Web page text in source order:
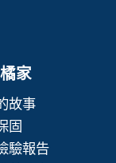
家
故事
固
驗報告